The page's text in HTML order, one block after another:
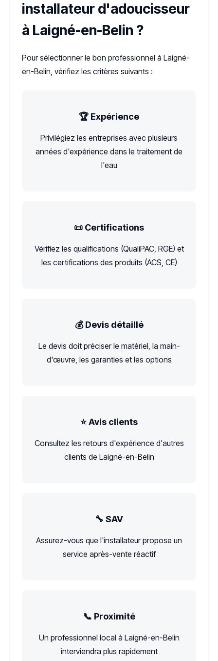
installateur d'adoucisseur
à Laigné-en-Belin ?
Pour sélectionner le bon professionnel à Laigné-
en-Belin, vérifiez les critères suivants :
🏆 Expérience
Privilégiez les entreprises avec plusieurs
années d'expérience dans le traitement de
l'eau
📜 Certifications
Vérifiez les qualifications (QualiPAC, RGE) et
les certifications des produits (ACS, CE)
💰 Devis détaillé
Le devis doit préciser le matériel, la main-
d'œuvre, les garanties et les options
⭐ Avis clients
Consultez les retours d'expérience d'autres
clients de Laigné-en-Belin
🔧 SAV
Assurez-vous que l'installateur propose un
service après-vente réactif
📞 Proximité
Un professionnel local à Laigné-en-Belin
interviendra plus rapidement